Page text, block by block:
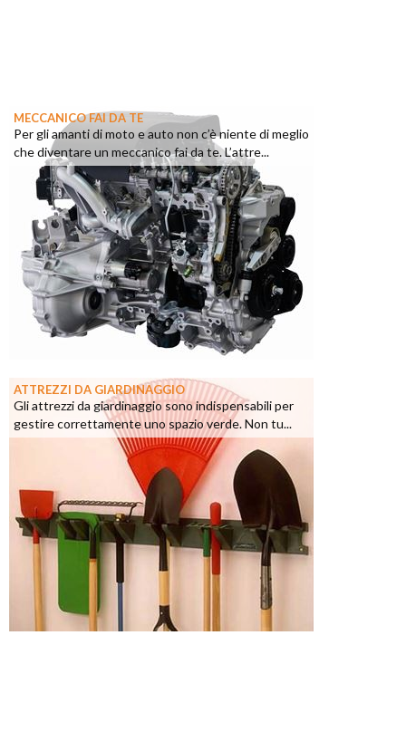
MECCANICO FAI DA TE
Per gli amanti di moto e auto non c’è niente di meglio
che diventare un meccanico fai da te. L’attre...
ATTREZZI DA GIARDINAGGIO
Gli attrezzi da giardinaggio sono indispensabili per
gestire correttamente uno spazio verde. Non tu...